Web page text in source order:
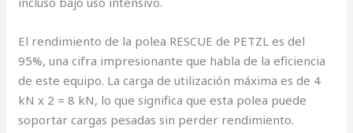
El rendimiento de la polea RESCUE de PETZL es del
95%, una cifra impresionante que habla de la eficiencia
de este equipo. La carga de utilización máxima es de 4
kN x 2 = 8 kN, lo que significa que esta polea puede
soportar cargas pesadas sin perder rendimiento.